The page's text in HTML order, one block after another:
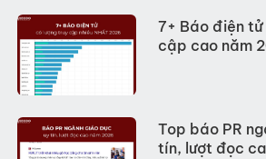
7+ Báo điện
cập cao năm
Top báo PR
tín, lượt đọc